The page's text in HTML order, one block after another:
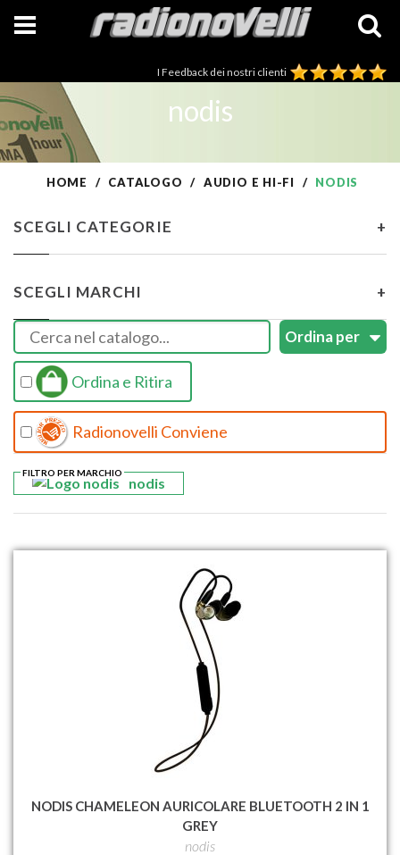
I Feedback dei nostri clienti
nodis
HOME CATALOGO AUDIO E HI-FI NODIS
SCEGLI CATEGORIE +
SCEGLI MARCHI +
Ordina e Ritira
Radionovelli Conviene
nodis
FILTRO PER MARCHIO
NODIS CHAMELEON AURICOLARE BLUETOOTH 2 IN 1
GREY
nodis